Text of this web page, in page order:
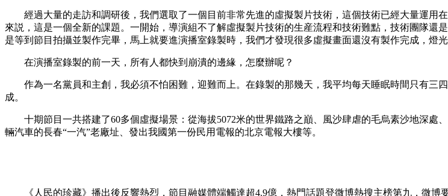
經過大量的走訪和調研後，我們選取了一個目前非常先進的虛擬製片技術，這個技術已經大量運用
來説，這是一個全新的課題。一開始，導演組不了解虛擬製片技術的生産流程和技術難點，技術團隊
是等到節目拍攝並製作完畢，馬上就要進演播室錄製時，我們才發現很多虛擬畫面還沒有製作完成，燈光
在演播室錄製的前一天，所有人都快到崩潰的邊緣，怎麼辦呢？
作為一名黨員和主創，我必須不怕困難，迎難而上。在錄製的那幾天，我平均每天睡眠時間只有三
成。
十期節目一共搭建了60多個虛擬場景：從海拔5072米的世界鐵路之巔、風沙肆虐的毛烏素沙地深處
輛汽車的長春“一汽”老廠址、發出我國第一份民用電報的北京電報大樓等。
《人民的珍藏》播出後反響熱烈，節目融媒體端觸達超4.9億，熱門話題登微博熱搜主榜第九，微博